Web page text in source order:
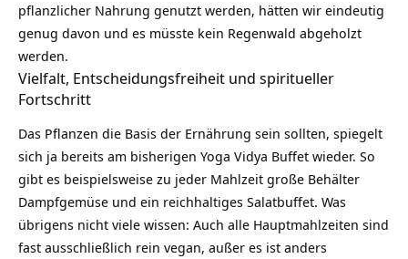
pflanzlicher Nahrung genutzt werden, hätten wir eindeutig
genug davon und es müsste kein Regenwald abgeholzt
werden.
Vielfalt, Entscheidungsfreiheit und spiritueller
Fortschritt
Das Pflanzen die Basis der Ernährung sein sollten, spiegelt
sich ja bereits am bisherigen Yoga Vidya Buffet wieder. So
gibt es beispielsweise zu jeder Mahlzeit große Behälter
Dampfgemüse und ein reichhaltiges Salatbuffet. Was
übrigens nicht viele wissen: Auch alle Hauptmahlzeiten sind
fast ausschließlich rein vegan, außer es ist anders